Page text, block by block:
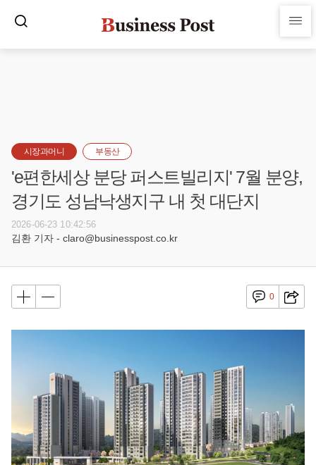
시장과머니 부동산
'e편한세상 분당 퍼스트빌리지' 7월 분양,
경기도 성남낙생지구 내 첫 대단지
2026-06-23 10:42:56
김환 기자 - claro@businesspost.co.kr
0